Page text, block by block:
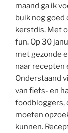
maand ga ik
buik nog goed
kerstdis. Met
fun. Op 30
met gezonde
naar recepten
Onderstaand
van fiets- en
foodbloggers,
moeten
kunnen.